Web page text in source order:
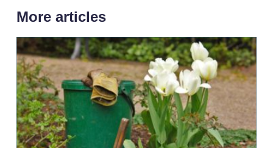
More articles